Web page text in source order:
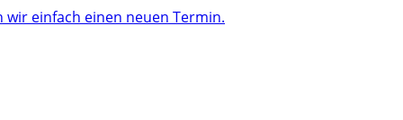
einfach einen neuen Termin.